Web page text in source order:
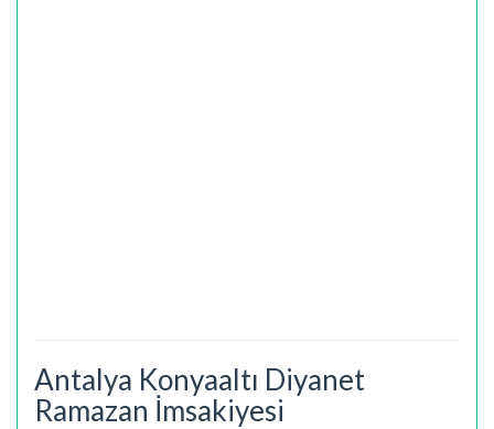
Antalya Konyaaltı Diyanet
Ramazan İmsakiyesi